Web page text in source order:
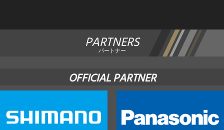
PARTNERS
パートナー
OFFICIAL PARTNER